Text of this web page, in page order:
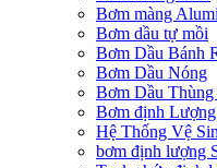
Bơm màng
Bơm dầu tự mồi
Bơm Dầu Bánh
Bơm Dầu Nóng
Bơm Dầu Thùng
Bơm định Lượng
Hệ Thống Vệ
bơm định lượng